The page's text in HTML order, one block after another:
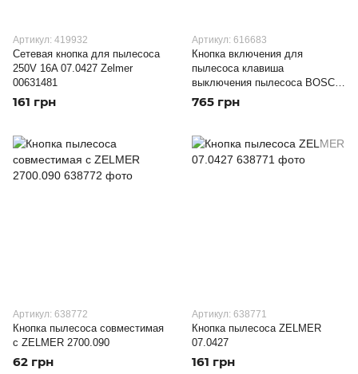
Артикул: 419932
Сетевая кнопка для пылесоса
250V 16A 07.0427 Zelmer
00631481
161 грн
Артикул: 616683
Кнопка включения для
пылесоса клавиша
выключения пылесоса BOSCH
(00631381)
765 грн
Артикул: 638772
Кнопка пылесоса совместимая
с ZELMER 2700.090
62 грн
Артикул: 638771
Кнопка пылесоса ZELMER
07.0427
161 грн